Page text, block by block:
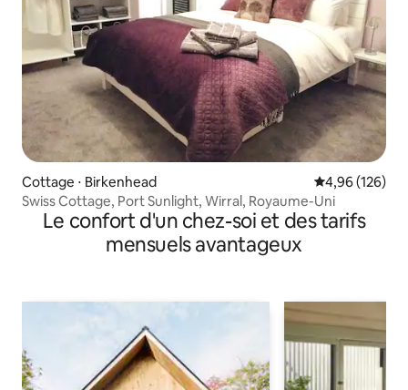
Cottage ⋅ Birkenhead Évaluation
4,96 (126)
Swiss Cottage, Port Sunlight, Wirral, Royaume-Uni
Le confort d'un chez-soi et des tarifs
mensuels avantageux